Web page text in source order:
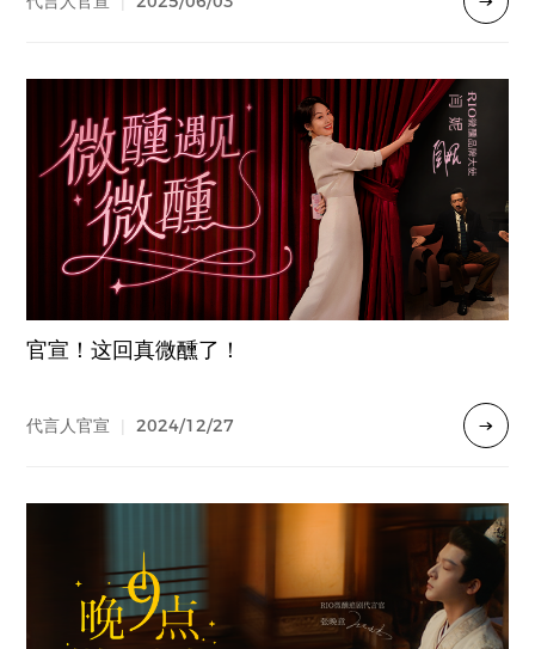
官宣！这回真微醺了！
代言人官宣 | 2024/12/27